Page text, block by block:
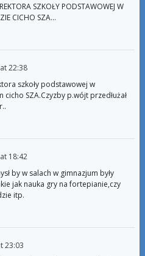
SZKOŁY PODSTAWOWEJ W
CICHO SZA…
22:38
szkoły podstawowej w
SZA.Czyzby p.wójt przedłużał
18:42
by w salach w gimnazjum były
jak nauka gry na fortepianie,czy
itp.
23:03